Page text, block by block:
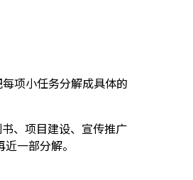
项小任务分解成具体的
、项目建设、宣传推广
一部分解。